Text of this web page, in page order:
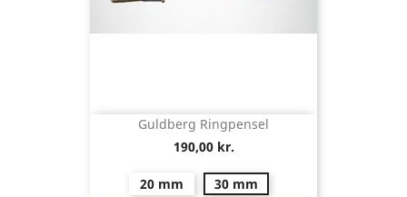
Guldberg Ringpensel
190,00 kr.
20 mm 30 mm